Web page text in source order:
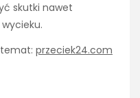
skutki nawet
przeciek24.com